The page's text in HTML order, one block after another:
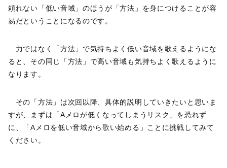
頼れない「低い音域」のほうが「方法」を身につけることが容
易だということになるのです。
力ではなく「方法」で気持ちよく低い音域を歌えるようにな
ると、その同じ「方法」で高い音域も気持ちよく歌えるように
なります。
その「方法」は次回以降、具体的説明していきたいと思いま
すが、まずは「Aメロが低くなってしまうリスク」を恐れず
に、「Aメロを低い音域から歌い始める」ことに挑戦してみて
ください。